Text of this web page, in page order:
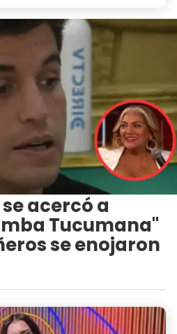
acercó a
Tucumana"
se enojaron